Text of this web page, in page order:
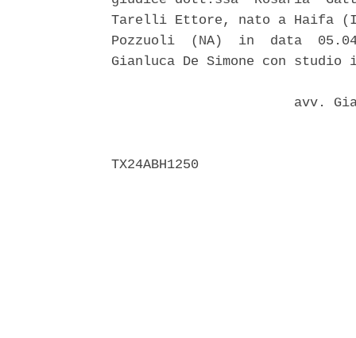
Tarelli Ettore, nato a Haifa
Pozzuoli  (NA)  in  data
Gianluca De Simone con
avv.